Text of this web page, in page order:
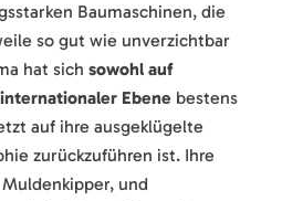
Baumaschinen, die
so gut wie unverzichtbar
hat sich sowohl auf
Ebene bestens
auf ihre ausgeklügelte
zurückzuführen ist. Ihre
und